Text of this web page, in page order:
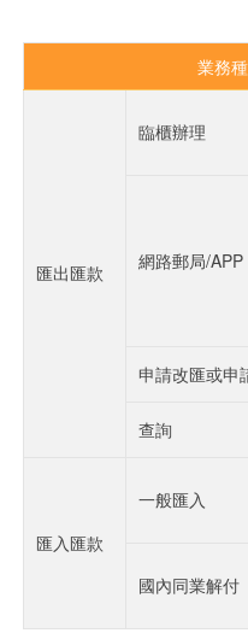
業務
匯出匯款
臨櫃辦理
網路郵局/APP
申請改匯或申
查詢
匯入匯款
一般匯入
國內同業解付